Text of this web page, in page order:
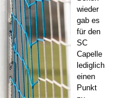
wieder
gab es
für den
SC
Capelle
lediglich
einen
Punkt